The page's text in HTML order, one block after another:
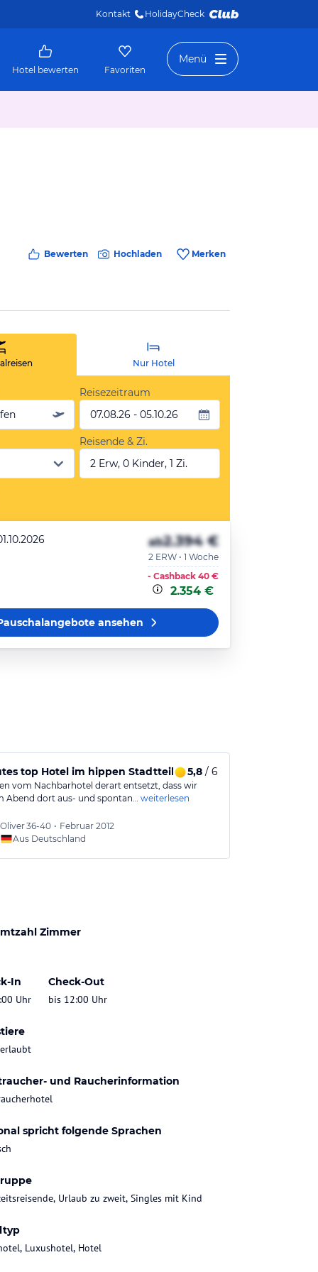
Kontakt HolidayCheck
Hotel bewerten Favoriten
Menü
Bewerten Hochladen Merken
Nur Hotel
Reisezeitraum
07.08.26 - 05.10.26
Reisende & Zi.
2 Erw, 0 Kinder, 1 Zi.
ab2.394 €
2 ERW • 1 Woche
- Cashback 40 €
2.354 €
ansehen
top Hotel im hippen Stadtteil Nimman
5,8/ 6
vom Nachbarhotel derart entsetzt, dass wir
Abend dort aus- und spontan… weiterlesen
Oliver36-40 • Februar 2012
Aus Deutschland
Zimmer
In
Uhr
Check-Out
bis 12:00 Uhr
und Raucherinformation
spricht folgende Sprachen
Urlaub zu zweit, Singles mit Kind
Luxushotel, Hotel